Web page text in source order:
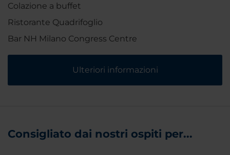
Colazione a buffet
Ristorante Quadrifoglio
Bar NH Milano Congress Centre
Ulteriori informazioni
Consigliato dai nostri ospiti per...